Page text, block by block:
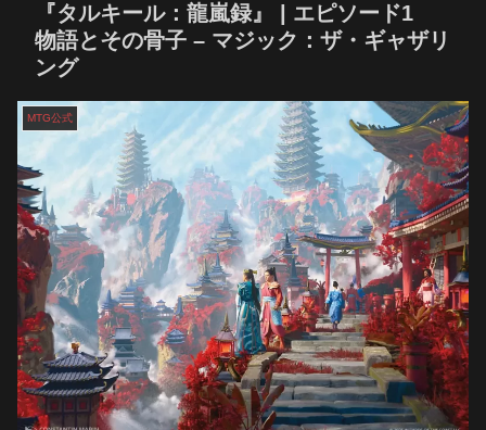
『タルキール：龍嵐録』 | エピソード1
物語とその骨子 – マジック：ザ・ギャザリ
ング
MTG公式